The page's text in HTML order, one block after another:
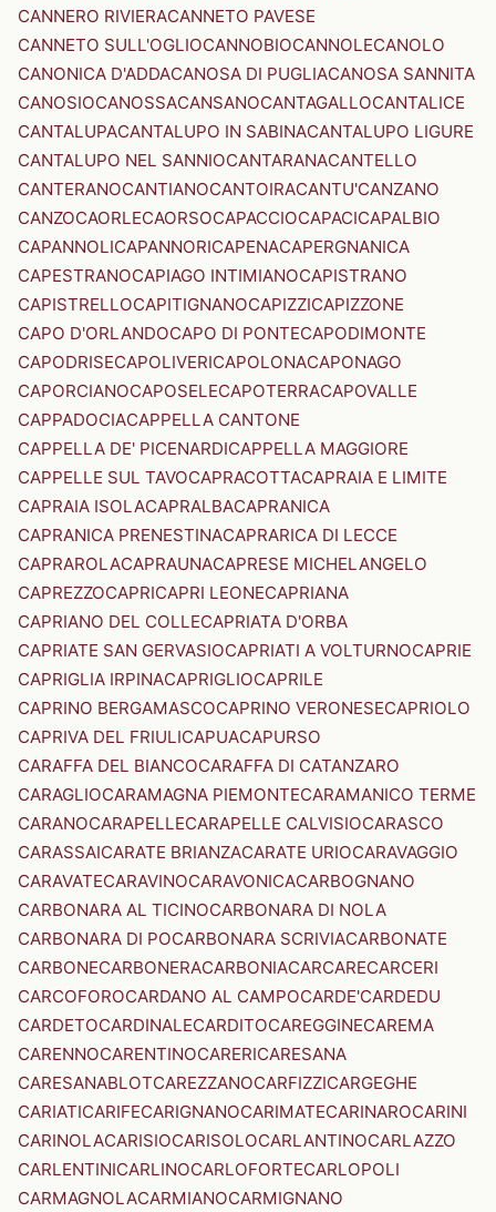
CANNERO RIVIERACANNETO PAVESE
CANNETO SULL'OGLIOCANNOBIOCANNOLECANOLO
CANONICA D'ADDACANOSA DI PUGLIACANOSA SANNITA
CANOSIOCANOSSACANSANOCANTAGALLOCANTALICE
CANTALUPACANTALUPO IN SABINACANTALUPO LIGURE
CANTALUPO NEL SANNIOCANTARANACANTELLO
CANTERANOCANTIANOCANTOIRACANTU'CANZANO
CANZOCAORLECAORSOCAPACCIOCAPACICAPALBIO
CAPANNOLICAPANNORICAPENACAPERGNANICA
CAPESTRANOCAPIAGO INTIMIANOCAPISTRANO
CAPISTRELLOCAPITIGNANOCAPIZZICAPIZZONE
CAPO D'ORLANDOCAPO DI PONTECAPODIMONTE
CAPODRISECAPOLIVERICAPOLONACAPONAGO
CAPORCIANOCAPOSELECAPOTERRACAPOVALLE
CAPPADOCIACAPPELLA CANTONE
CAPPELLA DE' PICENARDICAPPELLA MAGGIORE
CAPPELLE SUL TAVOCAPRACOTTACAPRAIA E LIMITE
CAPRAIA ISOLACAPRALBACAPRANICA
CAPRANICA PRENESTINACAPRARICA DI LECCE
CAPRAROLACAPRAUNACAPRESE MICHELANGELO
CAPREZZOCAPRICAPRI LEONECAPRIANA
CAPRIANO DEL COLLECAPRIATA D'ORBA
CAPRIATE SAN GERVASIOCAPRIATI A VOLTURNOCAPRIE
CAPRIGLIA IRPINACAPRIGLIOCAPRILE
CAPRINO BERGAMASCOCAPRINO VERONESECAPRIOLO
CAPRIVA DEL FRIULICAPUACAPURSO
CARAFFA DEL BIANCOCARAFFA DI CATANZARO
CARAGLIOCARAMAGNA PIEMONTECARAMANICO TERME
CARANOCARAPELLECARAPELLE CALVISIOCARASCO
CARASSAICARATE BRIANZACARATE URIOCARAVAGGIO
CARAVATECARAVINOCARAVONICACARBOGNANO
CARBONARA AL TICINOCARBONARA DI NOLA
CARBONARA DI POCARBONARA SCRIVIACARBONATE
CARBONECARBONERACARBONIACARCARECARCERI
CARCOFOROCARDANO AL CAMPOCARDE'CARDEDU
CARDETOCARDINALECARDITOCAREGGINECAREMA
CARENNOCARENTINOCARERICARESANA
CARESANABLOTCAREZZANOCARFIZZICARGEGHE
CARIATICARIFECARIGNANOCARIMATECARINAROCARINI
CARINOLACARISIOCARISOLOCARLANTINOCARLAZZO
CARLENTINICARLINOCARLOFORTECARLOPOLI
CARMAGNOLACARMIANOCARMIGNANO